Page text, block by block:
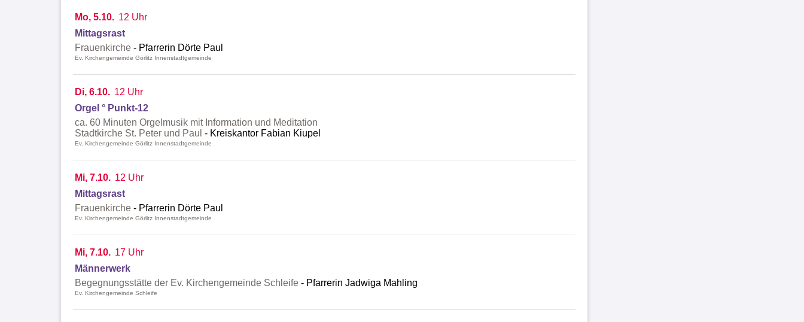
Mo, 5.10. 12 Uhr
Mittagsrast
Frauenkirche
Pfarrerin Dörte Paul
Ev. Kirchengemeinde Görlitz Innenstadtgemeinde
Di, 6.10. 12 Uhr
Orgel ° Punkt-12
ca. 60 Minuten Orgelmusik mit Information und Meditation
Stadtkirche St. Peter und Paul
Kreiskantor Fabian Kiupel
Ev. Kirchengemeinde Görlitz Innenstadtgemeinde
Mi, 7.10. 12 Uhr
Mittagsrast
Frauenkirche
Pfarrerin Dörte Paul
Ev. Kirchengemeinde Görlitz Innenstadtgemeinde
Mi, 7.10. 17 Uhr
Männerwerk
Begegnungsstätte der Ev. Kirchengemeinde Schleife
Pfarrerin Jadwiga Mahling
Ev. Kirchengemeinde Schleife